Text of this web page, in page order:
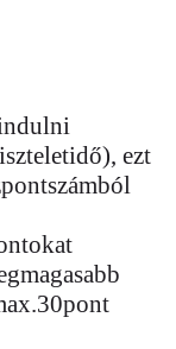
ezt